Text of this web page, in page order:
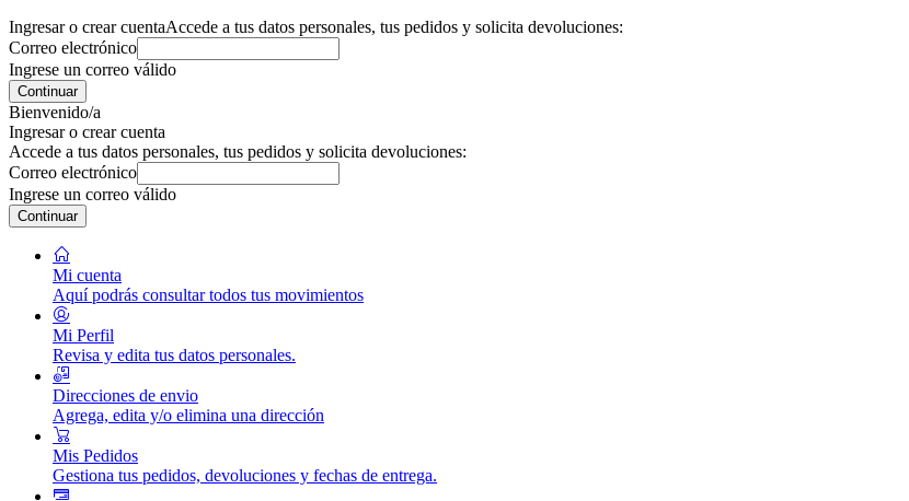
Ingresar o crear cuentaAccede a tus datos personales, tus pedidos y solicita devoluciones:
Correo electrónico
Ingrese un correo válido
Continuar
Bienvenido/a
Ingresar o crear cuenta
Accede a tus datos personales, tus pedidos y solicita devoluciones:
Correo electrónico
Ingrese un correo válido
Continuar
Mi cuenta
Aquí podrás consultar todos tus movimientos
Mi Perfil
Revisa y edita tus datos personales.
Direcciones de envio
Agrega, edita y/o elimina una dirección
Mis Pedidos
Gestiona tus pedidos, devoluciones y fechas de entrega.